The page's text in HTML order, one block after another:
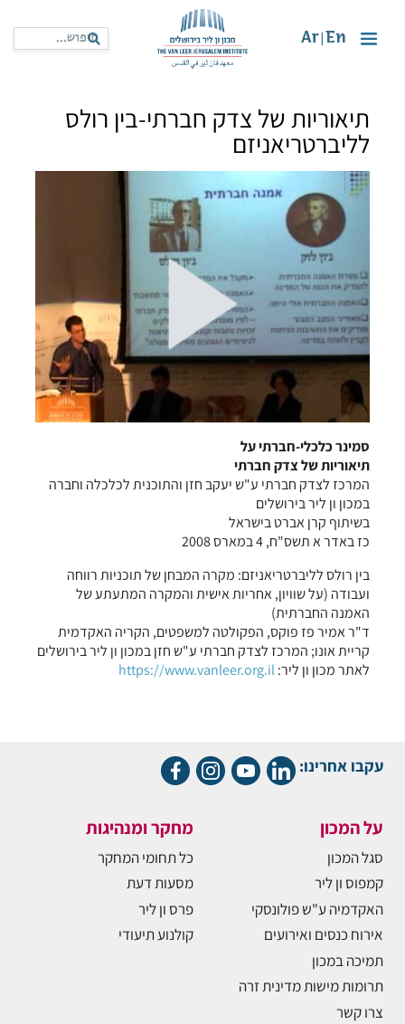
En
Ar
תיאוריות של צדק חברתי-בין רולס
לליברטריאניזם
סמינר כלכלי-חברתי על
תיאוריות של צדק חברתי
המרכז לצדק חברתי ע"ש יעקב חזן והתוכנית לכלכלה וחברה
במכון ון ליר בירושלים
בשיתוף קרן אברט בישראל
כז באדר א תשס"ח, 4 במארס 2008
בין רולס לליברטריאניזם: מקרה המבחן של תוכניות רווחה
ועבודה (על שוויון, אחריות אישית והמקרה המתעתע של
האמנה החברתית)
ד"ר אמיר פז פוקס, הפקולטה למשפטים, הקריה האקדמית
קריית אונו; המרכז לצדק חברתי ע"ש חזן במכון ון ליר בירושלים
לאתר מכון ון ליר:https://www.vanleer.org.il
עקבו אחרינו:
על המכון
סגל המכון
קמפוס ון ליר
האקדמיה ע"ש פולונסקי
אירוח כנסים ואירועים
תמיכה במכון
תרומות מישות מדינית זרה
צרו קשר
מחקר ומנהיגות
כל תחומי המחקר
מסעות דעת
פרס ון ליר
קולנוע תיעודי